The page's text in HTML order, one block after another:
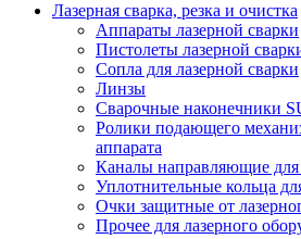
Лазерная сварка, резка и очистка
Аппараты лазерной сварки
Пистолеты лазерной
Сопла для лазерной сварки
Линзы
Сварочные наконечники
Ролики подающего
аппарата
Каналы направляющие для
Уплотнительные кольца
Очки защитные от
Прочее для лазерного